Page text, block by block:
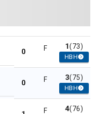
0 F 1(73)
HBH
0 F 3(75)
HBH
F 4(76)